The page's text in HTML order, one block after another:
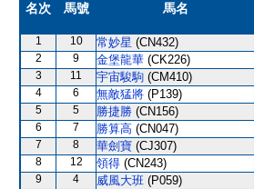
名次 馬號 馬名
1 10 常妙星 (CN432)
2
9 金堡龍華 (CK226)
3
11 宇宙駿駒 (CM410)
4
6 無敵猛將 (P139)
5
5 勝捷勝 (CN156)
6
7 勝算高 (CN047)
7
8 華劍寶 (CJ307)
8
12 領得 (CN243)
9
4 威風大班 (P059)